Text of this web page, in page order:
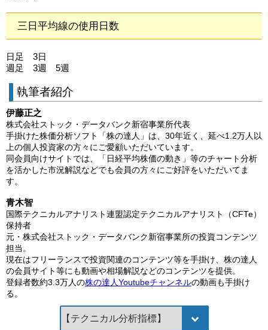
三日平均線の使用日数
日足 3日
週足 3週 5週
執筆者紹介
伊藤正之
株式会社ストック・データバンク新宿事業所代表
手掛けた株価分析ソフト「株の達人」は、30年近く、延べ1.2万人以
上の個人投資家の方々にご愛顧いただいています。
同会員向けサイトでは、「日経平均株価の動き」等のチャート分析
を活かした市況解説などでも会員の方々にご好評をいただいてま
す。
青木智
国際テクニカルアナリスト連盟認定テクニカルアナリスト（CFTe）
保持者
元・株式会社ストック・データバンク新宿事業所の投資コンテンツ
担当。
現在はフリーランスで投資関連のコンテンツ等を手掛け、株の達人
の会員サイト等にも動画や相場解説などのコンテンツを提供。
登録者数約3.3万人の株の達人Youtubeチャンネルの動画も手掛け
る。